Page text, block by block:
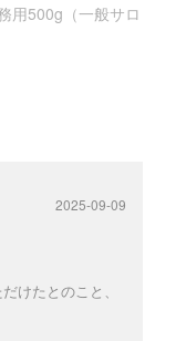
用500g（一般サロ
2025-09-09
けたとのこと、